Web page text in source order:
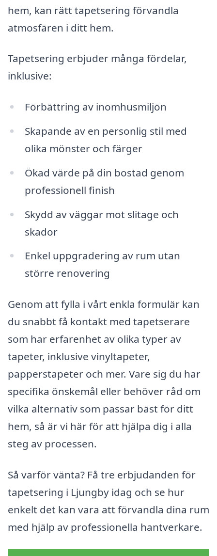
hem, kan rätt tapetsering förvandla
atmosfären i ditt hem.
Tapetsering erbjuder många fördelar,
inklusive:
Förbättring av inomhusmiljön
Skapande av en personlig stil med
olika mönster och färger
Ökad värde på din bostad genom
professionell finish
Skydd av väggar mot slitage och
skador
Enkel uppgradering av rum utan
större renovering
Genom att fylla i vårt enkla formulär kan
du snabbt få kontakt med tapetserare
som har erfarenhet av olika typer av
tapeter, inklusive vinyltapeter,
papperstapeter och mer. Vare sig du har
specifika önskemål eller behöver råd om
vilka alternativ som passar bäst för ditt
hem, så är vi här för att hjälpa dig i alla
steg av processen.
Så varför vänta? Få tre erbjudanden för
tapetsering i Ljungby idag och se hur
enkelt det kan vara att förvandla dina rum
med hjälp av professionella hantverkare.